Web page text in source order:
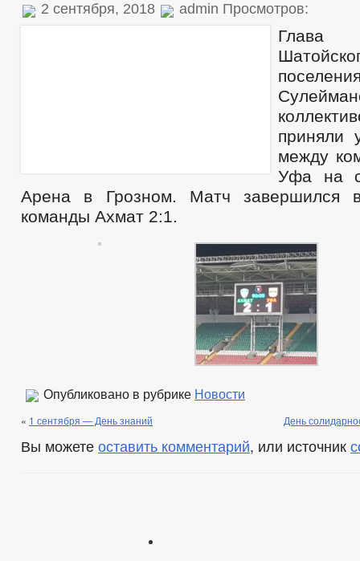
2 сентября, 2018 admin Просмотров:
Глава
приняли
между
Уфа на
Арена в Грозном. Матч завершился
команды Ахмат 2:1.
Опубликовано в рубрике Новости
« 1 сентября — День знаний День
Вы можете оставить комментарий, или источник